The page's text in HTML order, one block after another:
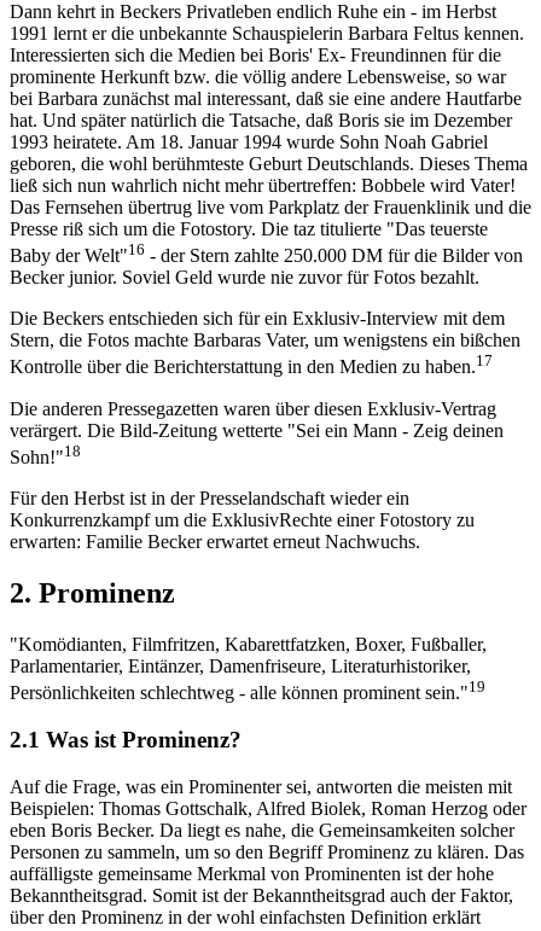
Dann kehrt in Beckers Privatleben endlich Ruhe ein - im Herbst
1991 lernt er die unbekannte Schauspielerin Barbara Feltus kennen.
Interessierten sich die Medien bei Boris' Ex- Freundinnen für die
prominente Herkunft bzw. die völlig andere Lebensweise, so war
bei Barbara zunächst mal interessant, daß sie eine andere Hautfarbe
hat. Und später natürlich die Tatsache, daß Boris sie im Dezember
1993 heiratete. Am 18. Januar 1994 wurde Sohn Noah Gabriel
geboren, die wohl berühmteste Geburt Deutschlands. Dieses Thema
ließ sich nun wahrlich nicht mehr übertreffen: Bobbele wird Vater!
Das Fernsehen übertrug live vom Parkplatz der Frauenklinik und die
Presse riß sich um die Fotostory. Die taz titulierte "Das teuerste
Baby der Welt"16 - der Stern zahlte 250.000 DM für die Bilder von
Becker junior. Soviel Geld wurde nie zuvor für Fotos bezahlt.
Die Beckers entschieden sich für ein Exklusiv-Interview mit dem
Stern, die Fotos machte Barbaras Vater, um wenigstens ein bißchen
Kontrolle über die Berichterstattung in den Medien zu haben.17
Die anderen Pressegazetten waren über diesen Exklusiv-Vertrag
verärgert. Die Bild-Zeitung wetterte "Sei ein Mann - Zeig deinen
Sohn!"18
Für den Herbst ist in der Presselandschaft wieder ein
Konkurrenzkampf um die ExklusivRechte einer Fotostory zu
erwarten: Familie Becker erwartet erneut Nachwuchs.
2. Prominenz
"Komödianten, Filmfritzen, Kabarettfatzken, Boxer, Fußballer,
Parlamentarier, Eintänzer, Damenfriseure, Literaturhistoriker,
Persönlichkeiten schlechtweg - alle können prominent sein."19
2.1 Was ist Prominenz?
Auf die Frage, was ein Prominenter sei, antworten die meisten mit
Beispielen: Thomas Gottschalk, Alfred Biolek, Roman Herzog oder
eben Boris Becker. Da liegt es nahe, die Gemeinsamkeiten solcher
Personen zu sammeln, um so den Begriff Prominenz zu klären. Das
auffälligste gemeinsame Merkmal von Prominenten ist der hohe
Bekanntheitsgrad. Somit ist der Bekanntheitsgrad auch der Faktor,
über den Prominenz in der wohl einfachsten Definition erklärt